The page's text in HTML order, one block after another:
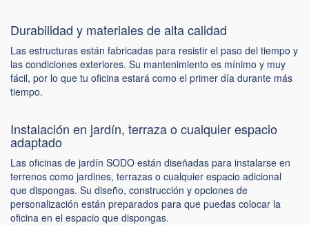
Durabilidad y materiales de alta calidad
Las estructuras están fabricadas para resistir el paso del tiempo y
las condiciones exteriores. Su mantenimiento es mínimo y muy
fácil, por lo que tu oficina estará como el primer día durante más
tiempo.
Instalación en jardín, terraza o cualquier espacio
adaptado
Las oficinas de jardín SODO están diseñadas para instalarse en
terrenos como jardines, terrazas o cualquier espacio adicional
que dispongas. Su diseño, construcción y opciones de
personalización están preparados para que puedas colocar la
oficina en el espacio que dispongas.